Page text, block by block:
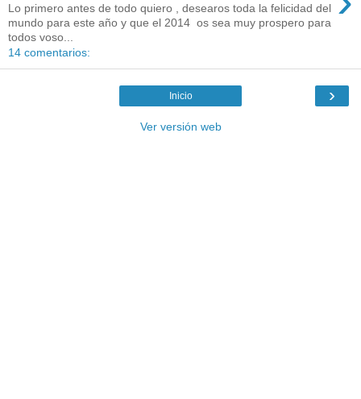
Lo primero antes de todo quiero , desearos toda la felicidad del
mundo para este año y que el 2014 os sea muy prospero para
todos voso...
14 comentarios:
›
Inicio
Ver versión web